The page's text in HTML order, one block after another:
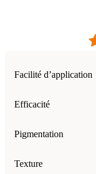
Facilité d’application
Efficacité
Pigmentation
Texture